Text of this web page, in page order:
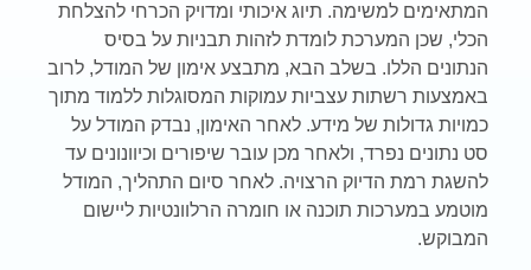
המתאימים למשימה. תיוג איכותי ומדויק הכרחי להצלחת
הכלי, שכן המערכת לומדת לזהות תבניות על בסיס
הנתונים הללו. בשלב הבא, מתבצע אימון של המודל, לרוב
באמצעות רשתות עצביות עמוקות המסוגלות ללמוד מתוך
כמויות גדולות של מידע. לאחר האימון, נבדק המודל על
סט נתונים נפרד, ולאחר מכן עובר שיפורים וכיוונונים עד
להשגת רמת הדיוק הרצויה. לאחר סיום התהליך, המודל
מוטמע במערכות תוכנה או חומרה הרלוונטיות ליישום
המבוקש.